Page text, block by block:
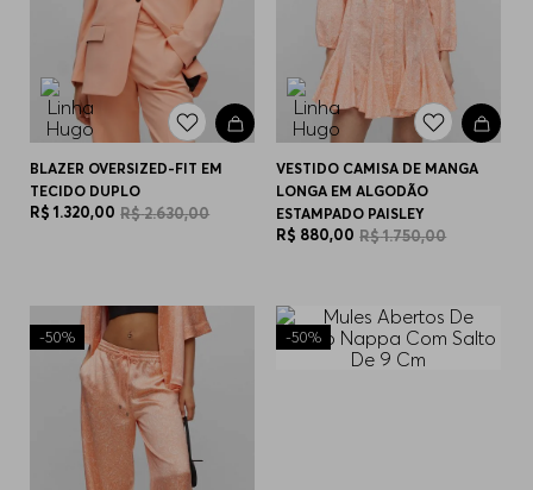
BLAZER OVERSIZED-FIT EM
TECIDO DUPLO
R$ 1.320,00 R$2.630,00
VESTIDO CAMISA DE MANGA
LONGA EM ALGODÃO
ESTAMPADO PAISLEY
R$ 880,00 R$1.750,00
-50% -50%